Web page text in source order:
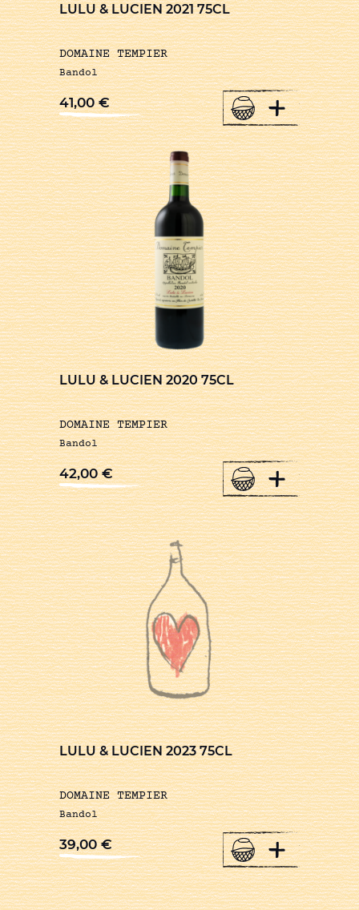
LULU & LUCIEN 2021 75CL
DOMAINE TEMPIER
Bandol
41,00€ +
LULU & LUCIEN 2020 75CL
DOMAINE TEMPIER
Bandol
42,00€ +
LULU & LUCIEN 2023 75CL
DOMAINE TEMPIER
Bandol
39,00€ +